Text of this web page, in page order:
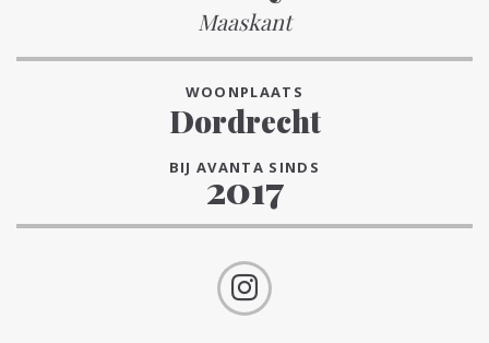
Maaskant
WOONPLAATS
Dordrecht
BIJ AVANTA SINDS
2017